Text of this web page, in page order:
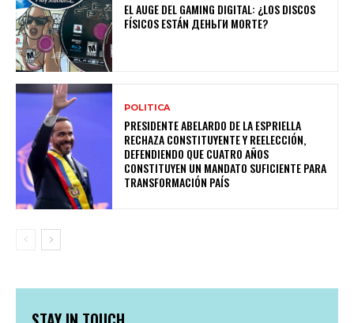
EL AUGE DEL GAMING DIGITAL: ¿LOS DISCOS
FÍSICOS ESTÁN ДЕНЬГИ MORTE?
POLITICA
PRESIDENTE ABELARDO DE LA ESPRIELLA
RECHAZA CONSTITUYENTE Y REELECCIÓN,
DEFENDIENDO QUE CUATRO AÑOS
CONSTITUYEN UN MANDATO SUFICIENTE PARA
TRANSFORMACIÓN PAÍS